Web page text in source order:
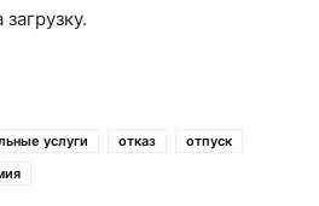
услуги отказ
отпуск